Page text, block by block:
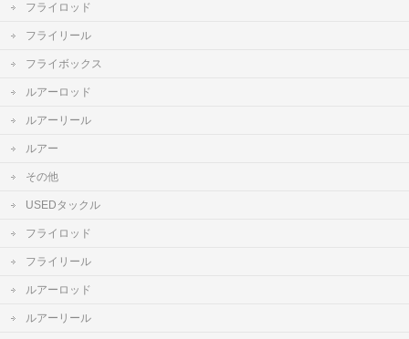
フライロッド
フライリール
フライボックス
ルアーロッド
ルアーリール
ルアー
その他
USEDタックル
フライロッド
フライリール
ルアーロッド
ルアーリール